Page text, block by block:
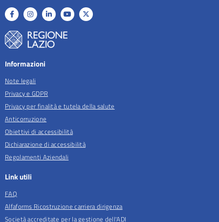
Informazioni
Note legali
Privacy e GDPR
Privacy per finalità e tutela della salute
Anticorruzione
Obiettivi di accessibilità
Dichiarazione di accessibilità
Regolamenti Aziendali
Link utili
FAQ
Alfaforms Ricostruzione carriera dirigenza
Società accreditate per la gestione dell'ADI